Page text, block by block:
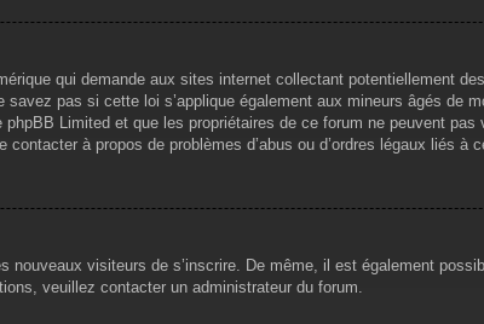
qui demande aux sites internet collectant potentiellement
pas si cette loi s’applique également aux mineurs âgés de
Limited et que les propriétaires de ce forum ne peuvent
à propos de problèmes d’abus ou d’ordres légaux liés à
nouveaux visiteurs de s’inscrire. De même, il est également
veuillez contacter un administrateur du forum.